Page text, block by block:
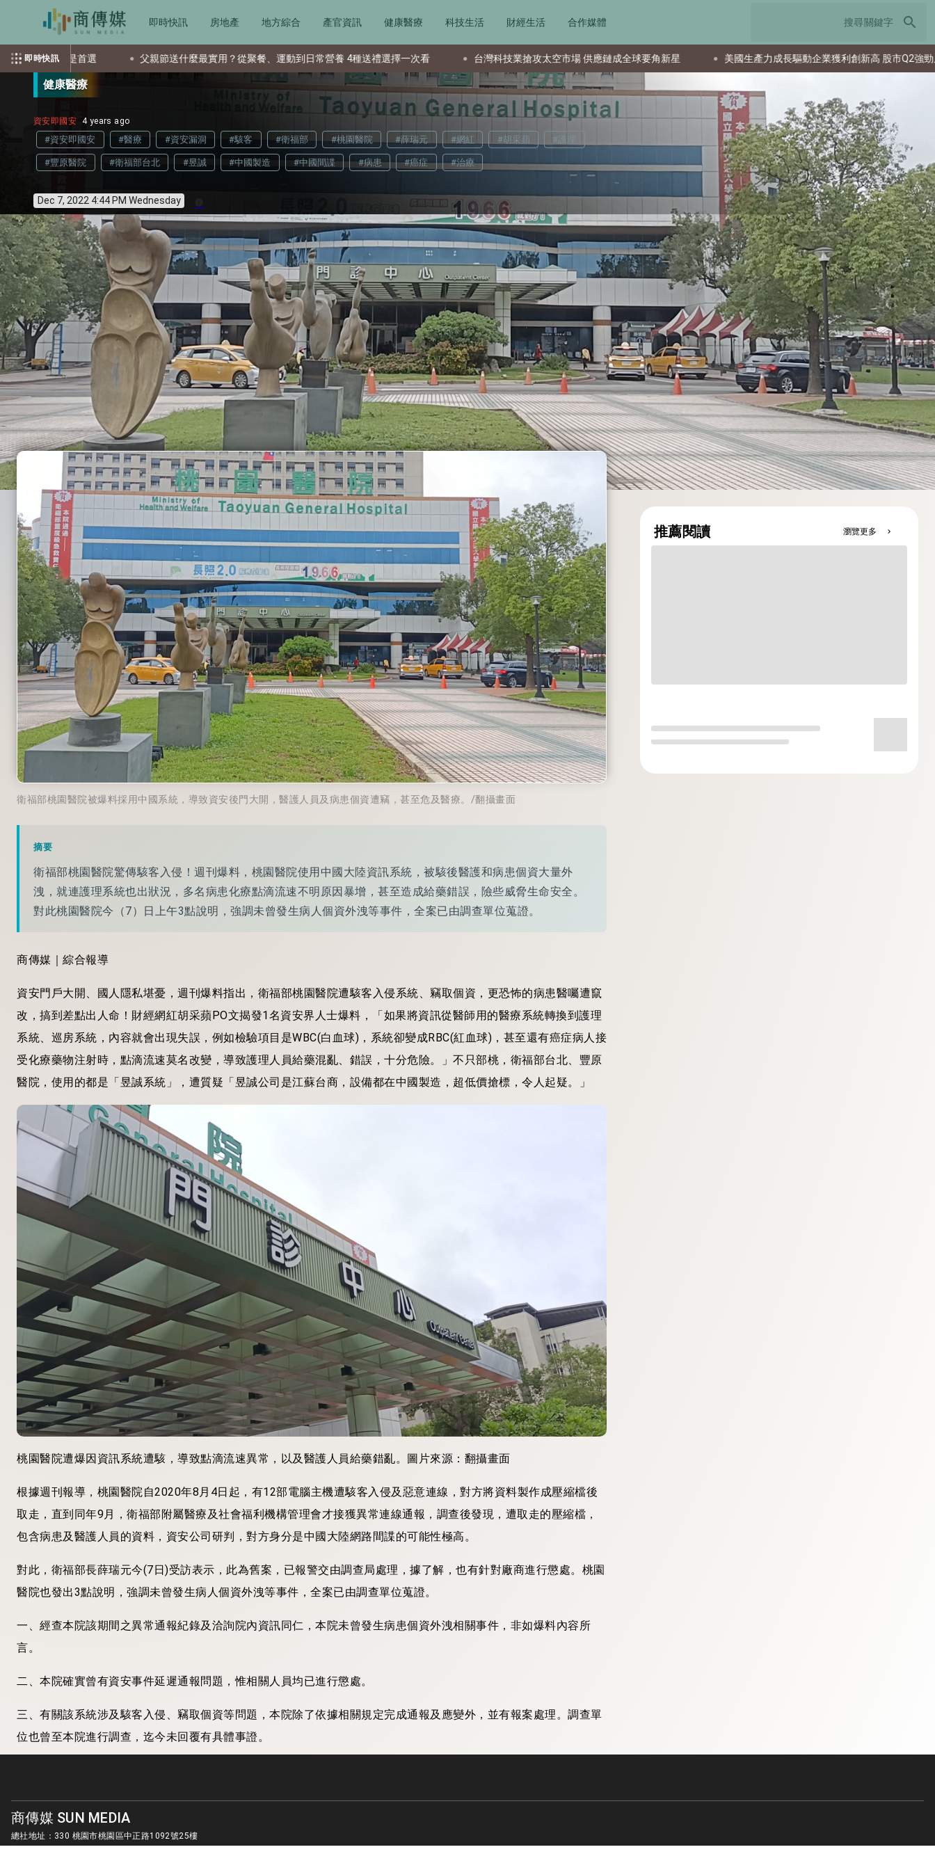
即時快訊 房地產 地方綜合 產官資訊 健康醫療 科技生活 財經生活 合作媒體 search
即時快訊父親節送什麼最實用？從聚餐、運動到日常營養 4種送禮選擇一次看 台灣科技業搶攻太空市場 供應鏈成全球要角新星 美國生產力成長驅動企業獲利創新高 股市Q2強勁反彈 日本
健康醫療
資安即國安 4 years ago
#資安即國安 #醫療 #資安漏洞 #駭客 #衛福部 #桃園醫院 #薛瑞元 #網紅 #胡采蘋 #護理
#豐原醫院 #衛福部台北 #昱誠 #中國製造 #中國間諜 #病患 #癌症 #治療
Dec 7, 2022 4:44 PM Wednesday
衛福部桃園醫院被爆料採用中國系統，導致資安後門大開，醫護人員及病患個資遭竊，甚至危及醫療。/翻攝畫面
摘要
衛福部桃園醫院驚傳駭客入侵！週刊爆料，桃園醫院使用中國大陸資訊系統，被駭後醫護和病患個資大量外
洩，就連護理系統也出狀況，多名病患化療點滴流速不明原因暴增，甚至造成給藥錯誤，險些威脅生命安全。
對此桃園醫院今（7）日上午3點說明，強調未曾發生病人個資外洩等事件，全案已由調查單位蒐證。
商傳媒｜綜合報導
資安門戶大開、國人隱私堪憂，週刊爆料指出，衛福部桃園醫院遭駭客入侵系統、竊取個資，更恐怖的病患醫囑遭竄
改，搞到差點出人命！財經網紅胡采蘋PO文揭發1名資安界人士爆料，「如果將資訊從醫師用的醫療系統轉換到護理
系統、巡房系統，內容就會出現失誤，例如檢驗項目是WBC(白血球)，系統卻變成RBC(紅血球)，甚至還有癌症病人接
受化療藥物注射時，點滴流速莫名改變，導致護理人員給藥混亂、錯誤，十分危險。」不只部桃，衛福部台北、豐原
醫院，使用的都是「昱誠系統」，遭質疑「昱誠公司是江蘇台商，設備都在中國製造，超低價搶標，令人起疑。」
桃園醫院遭爆因資訊系統遭駭，導致點滴流速異常，以及醫護人員給藥錯亂。圖片來源：翻攝畫面
根據週刊報導，桃園醫院自2020年8月4日起，有12部電腦主機遭駭客入侵及惡意連線，對方將資料製作成壓縮檔後
取走，直到同年9月，衛福部附屬醫療及社會福利機構管理會才接獲異常連線通報，調查後發現，遭取走的壓縮檔，
包含病患及醫護人員的資料，資安公司研判，對方身分是中國大陸網路間諜的可能性極高。
對此，衛福部長薛瑞元今(7日)受訪表示，此為舊案，已報警交由調查局處理，據了解，也有針對廠商進行懲處。桃園
醫院也發出3點說明，強調未曾發生病人個資外洩等事件，全案已由調查單位蒐證。
一、經查本院該期間之異常通報紀錄及洽詢院內資訊同仁，本院未曾發生病患個資外洩相關事件，非如爆料內容所
言。
二、本院確實曾有資安事件延遲通報問題，惟相關人員均已進行懲處。
三、有關該系統涉及駭客入侵、竊取個資等問題，本院除了依據相關規定完成通報及應變外，並有報案處理。調查單
位也曾至本院進行調查，迄今未回覆有具體事證。
推薦閱讀 瀏覽更多 chevron_right
商傳媒 SUN MEDIA
總社地址：330 桃園市桃園區中正路1092號25樓